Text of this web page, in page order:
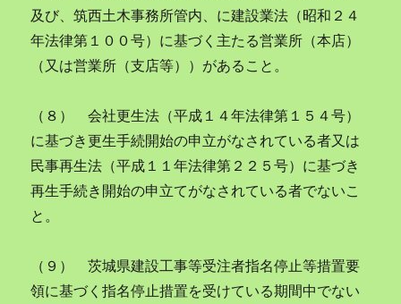
及び、筑西土木事務所管内、に建設業法（昭和２４
年法律第１００号）に基づく主たる営業所（本店）
（又は営業所（支店等））があること。
（８） 会社更生法（平成１４年法律第１５４号）
に基づき更生手続開始の申立がなされている者又は
民事再生法（平成１１年法律第２２５号）に基づき
再生手続き開始の申立てがなされている者でないこ
と。
（９） 茨城県建設工事等受注者指名停止等措置要
領に基づく指名停止措置を受けている期間中でない